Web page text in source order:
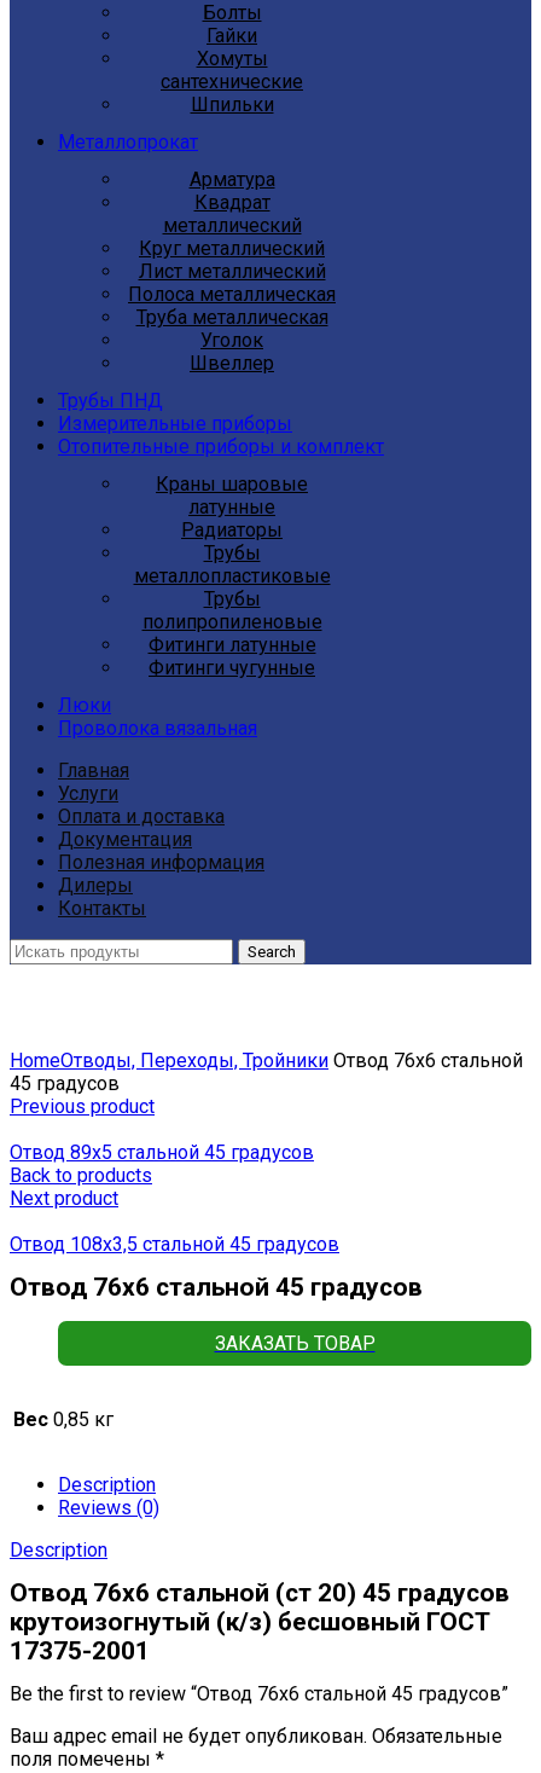
Болты
Гайки
Хомуты
сантехнические
Шпильки
Металлопрокат
Арматура
Квадрат
металлический
Круг металлический
Лист металлический
Полоса металлическая
Труба металлическая
Уголок
Швеллер
Трубы ПНД
Измерительные приборы
Отопительные приборы и комплект
Краны шаровые
латунные
Радиаторы
Трубы
металлопластиковые
Трубы
полипропиленовые
Фитинги латунные
Фитинги чугунные
Люки
Проволока вязальная
Главная
Услуги
Оплата и доставка
Документация
Полезная информация
Дилеры
Контакты
Search
HomeОтводы, Переходы, Тройники Отвод 76х6 стальной
45 градусов
Previous product
Отвод 89х5 стальной 45 градусов
Back to products
Next product
Отвод 108х3,5 стальной 45 градусов
Отвод 76х6 стальной 45 градусов
ЗАКАЗАТЬ ТОВАР
Вес 0,85 кг
Description
Reviews (0)
Description
Отвод 76х6 стальной (ст 20) 45 градусов
крутоизогнутый (к/з) бесшовный ГОСТ
17375-2001
Be the first to review “Отвод 76х6 стальной 45 градусов”
Ваш адрес email не будет опубликован. Обязательные
поля помечены *